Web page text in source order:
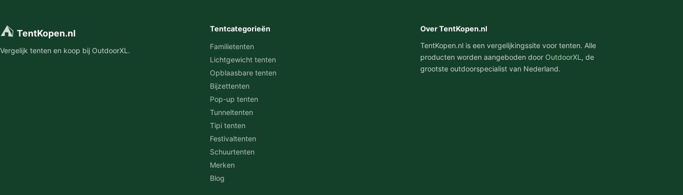
⛺ TentKopen.nl
Vergelijk tenten en koop bij OutdoorXL.
Tentcategorieën
Familietenten
Lichtgewicht tenten
Opblaasbare tenten
Bijzettenten
Pop-up tenten
Tunneltenten
Tipi tenten
Festivaltenten
Schuurtenten
Merken
Blog
Over TentKopen.nl
TentKopen.nl is een vergelijkingssite voor tenten. Alle
producten worden aangeboden door OutdoorXL , de
grootste outdoorspecialist van Nederland.